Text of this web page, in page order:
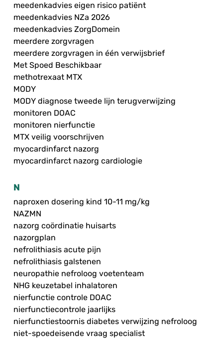
meedenkadvies eigen risico patiënt
meedenkadvies NZa 2026
meedenkadvies ZorgDomein
meerdere zorgvragen
meerdere zorgvragen in één verwijsbrief
Met Spoed Beschikbaar
methotrexaat MTX
MODY
MODY diagnose tweede lijn terugverwijzing
monitoren DOAC
monitoren nierfunctie
MTX veilig voorschrijven
myocardinfarct nazorg
myocardinfarct nazorg cardiologie
N
naproxen dosering kind 10-11 mg/kg
NAZMN
nazorg coördinatie huisarts
nazorgplan
nefrolithiasis acute pijn
nefrolithiasis galstenen
neuropathie nefroloog voetenteam
NHG keuzetabel inhalatoren
nierfunctie controle DOAC
nierfunctiecontrole jaarlijks
nierfunctiestoornis diabetes verwijzing nefroloog
niet-spoedeisende vraag specialist